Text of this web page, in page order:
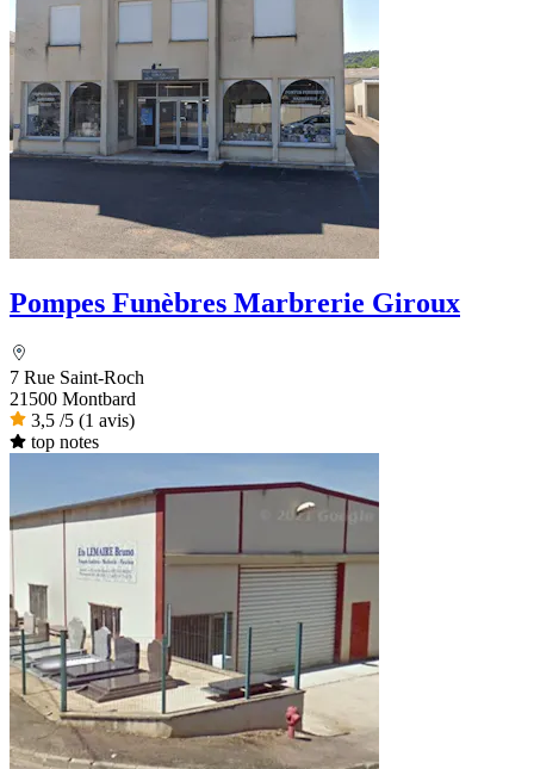
Pompes Funèbres Marbrerie Giroux
7 Rue Saint-Roch
21500 Montbard
3,5 /5 (1 avis)
top notes